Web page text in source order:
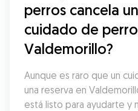
perros cancela
cuidado de
Valdemorillo?
Aunque es raro que un
una reserva en
está listo para ayudarte y